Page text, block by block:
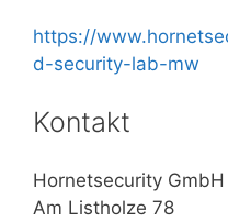
https://
d-security-lab-mw
Kontakt
Hornetsecurity GmbH
Am Listholze 78